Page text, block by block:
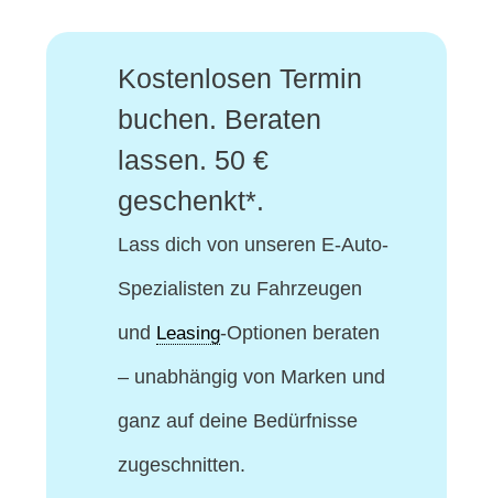
Kostenlosen Termin
buchen. Beraten
lassen. 50 €
geschenkt*.
Lass dich von unseren E-Auto-
Spezialisten zu Fahrzeugen
und Leasing-Optionen beraten
– unabhängig von Marken und
ganz auf deine Bedürfnisse
zugeschnitten.